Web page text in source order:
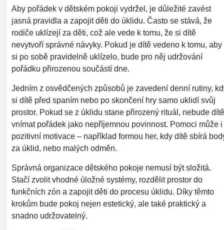
Aby pořádek v dětském pokoji vydržel, je důležité zavést
jasná pravidla a zapojit děti do úklidu. Často se stává, že
rodiče uklízejí za děti, což ale vede k tomu, že si dítě
nevytvoří správné návyky. Pokud je dítě vedeno k tomu, aby
si po sobě pravidelně uklízelo, bude pro něj udržování
pořádku přirozenou součástí dne.
Jedním z osvědčených způsobů je zavedení denní rutiny,
si dítě před spaním nebo po skončení hry samo uklidí svůj
prostor. Pokud se z úklidu stane přirozený rituál, nebude dítě
vnímat pořádek jako nepříjemnou povinnost. Pomoci může i
pozitivní motivace – například formou her, kdy dítě sbírá
za úklid, nebo malých odměn.
Správná organizace dětského pokoje nemusí být složitá.
Stačí zvolit vhodné úložné systémy, rozdělit prostor do
funkčních zón a zapojit děti do procesu úklidu. Díky těmto
krokům bude pokoj nejen estetický, ale také praktický a
snadno udržovatelný.